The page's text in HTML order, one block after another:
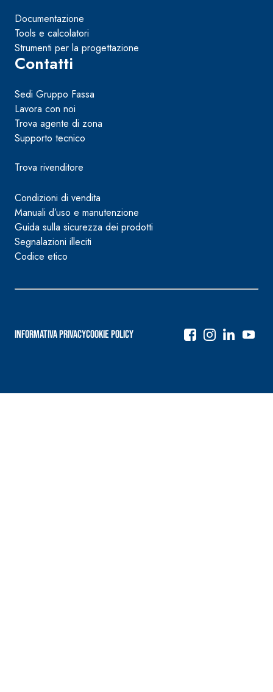
Documentazione
Tools e calcolatori
Strumenti per la progettazione
Contatti
Sedi Gruppo Fassa
Lavora con noi
Trova agente di zona
Supporto tecnico
Trova rivenditore
Condizioni di vendita
Manuali d’uso e manutenzione
Guida sulla sicurezza dei prodotti
Segnalazioni illeciti
Codice etico
Informativa PrivacyCookie Policy